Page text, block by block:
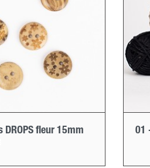
DROPS fleur 15mm
01